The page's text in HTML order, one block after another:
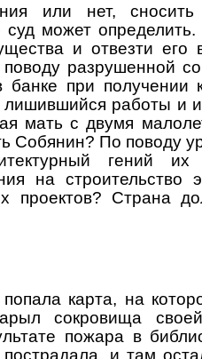
или нет,
суд может
и отвезти его
разрушенной
при получении
лишившийся работы и
мать с двумя
Собянин? По поводу
гений
на строительство
проектов? Страна
карта, на
сокровища
пожара в
и там